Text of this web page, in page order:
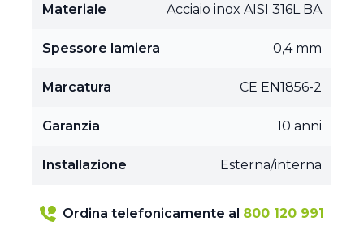
Materiale Acciaio inox AISI 316L BA
Spessore lamiera 0,4 mm
Marcatura CE EN1856-2
Garanzia 10 anni
Installazione Esterna/interna
Ordina telefonicamente al 800 120 991